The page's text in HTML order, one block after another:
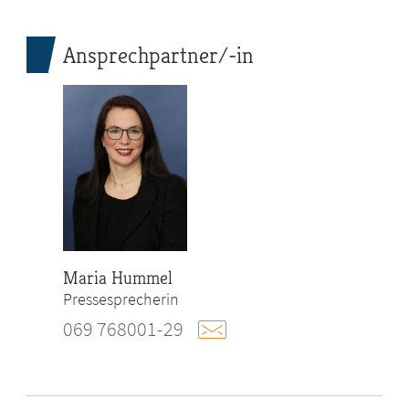
Ansprechpartner/-in
Maria Hummel
Pressesprecherin
069 768001-29